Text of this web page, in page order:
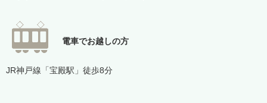
電車でお越しの方
JR神戸線「宝殿駅」徒歩8分